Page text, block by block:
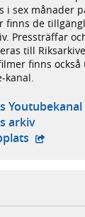
i sex månader
finns de
Pressträffar
till
finns
kanal.
Youtubekanal
arkiv
- extern